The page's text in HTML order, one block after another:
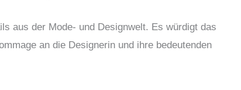
aus der Mode- und Designwelt. Es würdigt das
an die Designerin und ihre bedeutenden